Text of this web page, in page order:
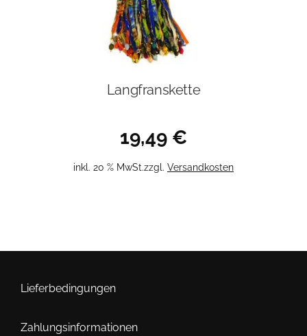
Langfranskette
19,49 €
inkl. 20 % MwSt.zzgl. Versandkosten
Lieferbedingungen
Zahlungsinformationen